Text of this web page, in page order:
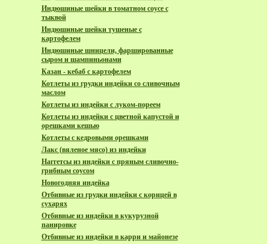
Индюшиные шейки в томатном соусе с
тыквой
Индюшиные шейки тушеные с
картофелем
Индюшиные шницели, фаршированные
сыром и шампиньонами
Казан - кебаб с картофелем
Котлеты из грудки индейки со сливочным
маслом
Котлеты из индейки с луком-пореем
Котлеты из индейки с цветной капустой и
орешками кешью
Котлеты с кедровыми орешками
Лакс (вяленое мясо) из индейки
Наггетсы из индейки с пряным сливочно-
грибным соусом
Новогодняя индейка
Отбивные из грудки индейки с корицей в
сухарях
Отбивные из индейки в кукурузной
панировке
Отбивные из индейки в карри и майонезе